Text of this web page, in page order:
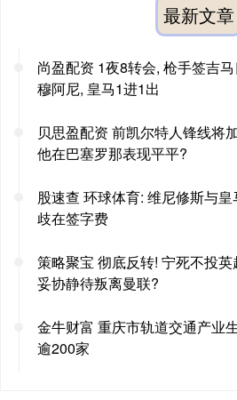
最新文章
尚盈配资 1夜8转会, 枪手签吉
穆阿尼, 皇马1进1出
贝思盈配资 前凯尔特人锋线将
他在巴塞罗那表现平平?
股速查 环球体育: 维尼修斯与
歧在签字费
策略聚宝 彻底反转! 宁死不投
妥协静待叛离曼联?
金牛财富 重庆市轨道交通产业
逾200家